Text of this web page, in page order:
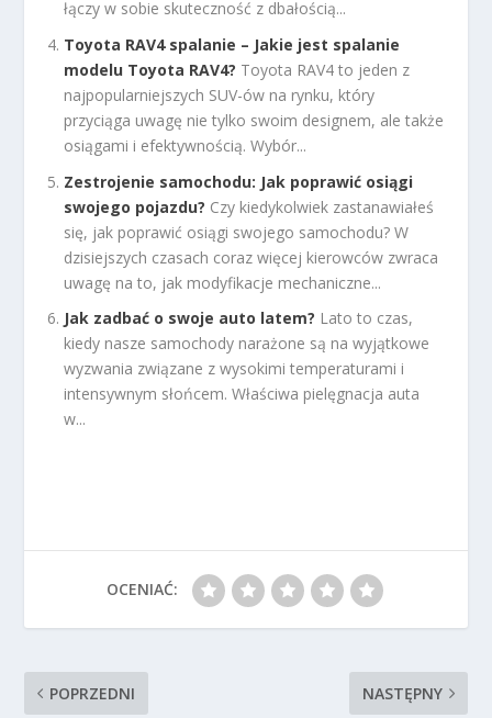
łączy w sobie skuteczność z dbałością...
Toyota RAV4 spalanie – Jakie jest spalanie
modelu Toyota RAV4? Toyota RAV4 to jeden z
najpopularniejszych SUV-ów na rynku, który
przyciąga uwagę nie tylko swoim designem, ale także
osiągami i efektywnością. Wybór...
Zestrojenie samochodu: Jak poprawić osiągi
swojego pojazdu? Czy kiedykolwiek zastanawiałeś
się, jak poprawić osiągi swojego samochodu? W
dzisiejszych czasach coraz więcej kierowców zwraca
uwagę na to, jak modyfikacje mechaniczne...
Jak zadbać o swoje auto latem? Lato to czas,
kiedy nasze samochody narażone są na wyjątkowe
wyzwania związane z wysokimi temperaturami i
intensywnym słońcem. Właściwa pielęgnacja auta
w...
OCENIAĆ:
POPRZEDNI NASTĘPNY